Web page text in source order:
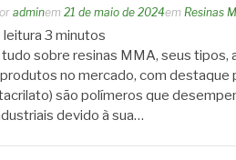
adminem 21 de maio de 2024em Resinas
leitura 3 minutos
sobre resinas MMA, seus tipos,
no mercado, com destaque
são polímeros que
devido à sua…